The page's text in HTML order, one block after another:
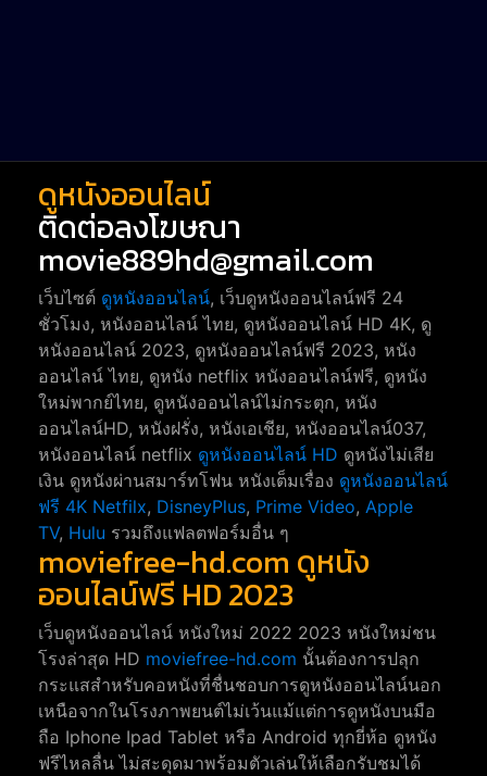
ดูหนังออนไลน์
ติดต่อลงโฆษณา
movie889hd@gmail.com
เว็บไซต์ ดูหนังออนไลน์, เว็บดูหนังออนไลน์ฟรี 24
ชั่วโมง, หนังออนไลน์ ไทย, ดูหนังออนไลน์ HD 4K, ดู
หนังออนไลน์ 2023, ดูหนังออนไลน์ฟรี 2023, หนัง
ออนไลน์ ไทย, ดูหนัง netflix หนังออนไลน์ฟรี, ดูหนัง
ใหม่พากย์ไทย, ดูหนังออนไลน์ไม่กระตุก, หนัง
ออนไลน์HD, หนังฝรั่ง, หนังเอเชีย, หนังออนไลน์037,
หนังออนไลน์ netflix ดูหนังออนไลน์ HD ดูหนังไม่เสีย
เงิน ดูหนังผ่านสมาร์ทโฟน หนังเต็มเรื่อง ดูหนังออนไลน์
ฟรี 4K Netfilx, DisneyPlus, Prime Video, Apple
TV, Hulu รวมถึงแฟลตฟอร์มอื่น ๆ
moviefree-hd.com ดูหนัง
ออนไลน์ฟรี HD 2023
เว็บดูหนังออนไลน์ หนังใหม่ 2022 2023 หนังใหม่ชน
โรงล่าสุด HD moviefree-hd.com นั้นต้องการปลุก
กระแสสำหรับคอหนังที่ชื่นชอบการดูหนังออนไลน์นอก
เหนือจากในโรงภาพยนต์ไม่เว้นแม้แต่การดูหนังบนมือ
ถือ Iphone Ipad Tablet หรือ Android ทุกยี่ห้อ ดูหนัง
ฟรีไหลลื่น ไม่สะดุดมาพร้อมตัวเล่นให้เลือกรับชมได้